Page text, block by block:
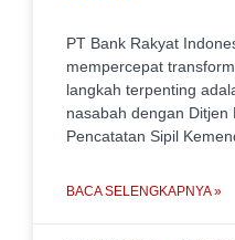
PT Bank Rakyat
mempercepat
langkah terpenting
nasabah dengan Ditjen
Pencatatan Sipil
BACA SELENGKAPNYA »